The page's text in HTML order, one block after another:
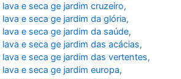
e seca ge jardim cruzeiro,
e seca ge jardim da glória,
e seca ge jardim da saúde,
e seca ge jardim das acácias,
e seca ge jardim das vertentes,
e seca ge jardim europa,